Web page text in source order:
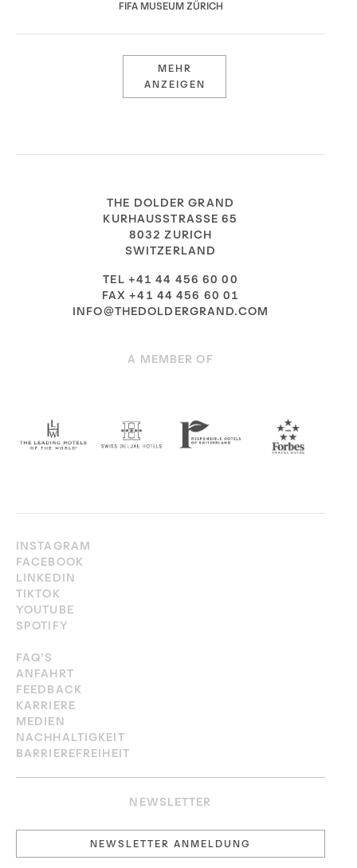
FIFA MUSEUM ZÜRICH
MEHR
ANZEIGEN
THE DOLDER GRAND
KURHAUSSTRASSE 65
8032 ZURICH
SWITZERLAND
TEL +41 44 456 60 00
FAX +41 44 456 60 01
INFO@THEDOLDERGRAND.COM
A MEMBER OF
INSTAGRAM
FACEBOOK
LINKEDIN
TIKTOK
YOUTUBE
SPOTIFY
FAQ’S
ANFAHRT
FEEDBACK
KARRIERE
MEDIEN
NACHHALTIGKEIT
BARRIEREFREIHEIT
NEWSLETTER
NEWSLETTER ANMELDUNG